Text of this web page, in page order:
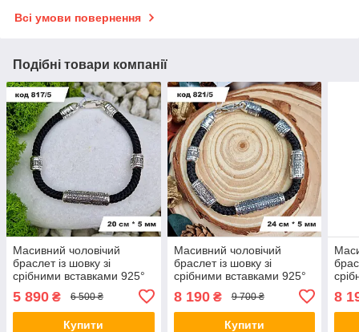
Всі умови повернення
Подібні товари компанії
Масивний чоловічий
браслет із шовку зі
срібними вставками 925°
5 890 ₴ 6 500 ₴
Купити
Масивний чоловічий
браслет із шовку зі
срібними вставками 925°
проби | Срібний браслет
8 190₴ 9 700 ₴
Купити
8